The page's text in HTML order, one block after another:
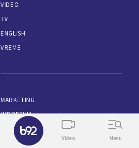
VIDEO
TV
ENGLISH
VREME
MARKETING
IMPRESUM
PRAVILA KORIŠĆENJA
POLITIKA PRIVATNOSTI
Video Menu
✕